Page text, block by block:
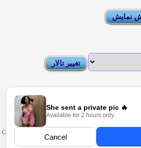
News Rules |
Sexy Pictures Archive | Adult Forums
Copyright © 2009-2025
. Looti Forums is not